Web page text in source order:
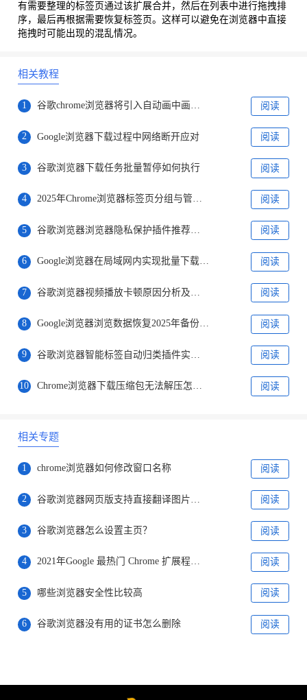
有需要整理的标签页通过该扩展合并，然后在列表中进行拖拽排
序，最后再根据需要恢复标签页。这样可以避免在浏览器中直接
拖拽时可能出现的混乱情况。
相关教程
1 谷歌chrome浏览器将引入自动画中画功能 阅读
2 Google浏览器下载过程中网络断开应对 阅读
3 谷歌浏览器下载任务批量暂停如何执行 阅读
4 2025年Chrome浏览器标签页分组与管理技巧 阅读
5 谷歌浏览器浏览器隐私保护插件推荐及实测 阅读
6 Google浏览器在局域网内实现批量下载安装 阅读
7 阅读
8 Google浏览器浏览数据恢复2025年备份工具推荐 阅读
9 阅读
10 Chrome浏览器下载压缩包无法解压怎么办 阅读
相关专题
1 chrome浏览器如何修改窗口名称 阅读
2 阅读
3 谷歌浏览器怎么设置主页？ 阅读
4 2021年Google 最热门 Chrome 扩展程序名单出炉 阅读
5 哪些浏览器安全性比较高 阅读
6 谷歌浏览器没有用的证书怎么删除 阅读